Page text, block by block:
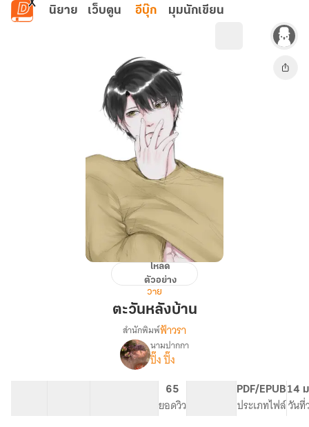
ข้ามไปยังเนื้อหาหลัก
นิยาย เว็บตูน อีบุ๊ก มุมนักเขียน
ตะวัน
โหลด
ตัวอย่าง
วาย
ตะวันหลังบ้าน
เรื่อง
ตะวัน
หลัง
บ้าน
สำนักพิมพ์ฟ้าวรา
นามปากกา
ปิ๊ง ปิ๊ง
65
ยอดวิว
PDF/EPUB
ประเภทไฟล์
14
วันที่